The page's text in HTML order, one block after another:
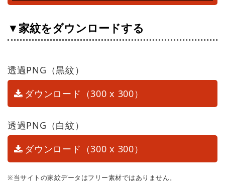
▼家紋をダウンロードする
透過PNG（黒紋）
ダウンロード（300 x 300）
透過PNG（白紋）
ダウンロード（300 x 300）
※当サイトの家紋データはフリー素材ではありません。